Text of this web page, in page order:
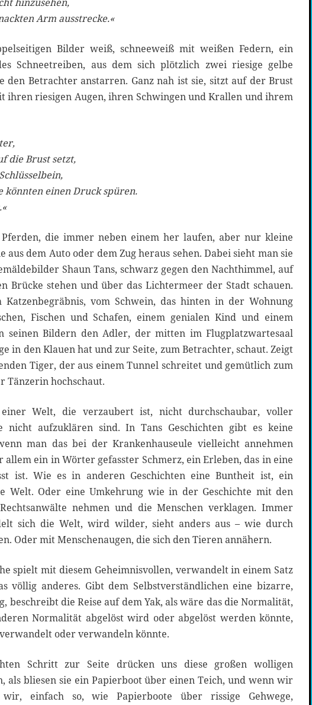
hinzusehen,
Arm ausstrecke.«
Bilder weiß, schneeweiß mit weißen Federn, ein
Schneetreiben, aus dem sich plötzlich zwei riesige gelbe
den Betrachter anstarren. Ganz nah ist sie, sitzt auf der Brust
ihren riesigen Augen, ihren Schwingen und Krallen und ihrem
die Brust setzt,
könnten einen Druck spüren.
die immer neben einem her laufen, aber nur kleine
aus dem Auto oder dem Zug heraus sehen. Dabei sieht man sie
Shaun Tans, schwarz gegen den Nachthimmel, auf
Brücke stehen und über das Lichtermeer der Stadt schauen.
Katzenbegräbnis, vom Schwein, das hinten in der Wohnung
Fischen und Schafen, einem genialen Kind und einem
seinen Bildern den Adler, der mitten im Flugplatzwartesaal
in den Klauen hat und zur Seite, zum Betrachter, schaut. Zeigt
Tiger, der aus einem Tunnel schreitet und gemütlich zum
Tänzerin hochschaut.
Welt, die verzaubert ist, nicht durchschaubar, voller
nicht aufzuklären sind. In Tans Geschichten gibt es keine
man das bei der Krankenhauseule vielleicht annehmen
allem ein in Wörter gefasster Schmerz, ein Erleben, das in eine
ist. Wie es in anderen Geschichten eine Buntheit ist, ein
Welt. Oder eine Umkehrung wie in der Geschichte mit den
nehmen und die Menschen verklagen. Immer
sich die Welt, wird wilder, sieht anders aus – wie durch
Oder mit Menschenaugen, die sich den Tieren annähern.
spielt mit diesem Geheimnisvollen, verwandelt in einem Satz
völlig anderes. Gibt dem Selbstverständlichen eine bizarre,
beschreibt die Reise auf dem Yak, als wäre das die Normalität,
Normalität abgelöst wird oder abgelöst werden könnte,
oder verwandeln könnte.
Schritt zur Seite drücken uns diese großen wolligen
als bliesen sie ein Papierboot über einen Teich, und wenn wir
einfach so, wie Papierboote über rissige Gehwege,